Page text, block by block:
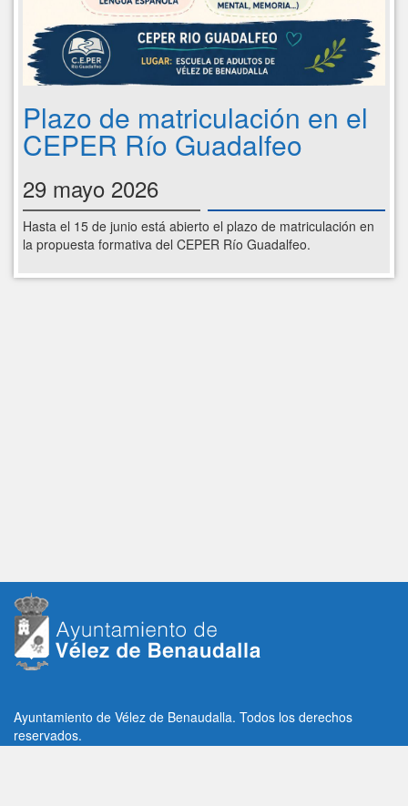
Plazo de matriculación en el
CEPER Río Guadalfeo
29 mayo 2026
Hasta el 15 de junio está abierto el plazo de matriculación en
la propuesta formativa del CEPER Río Guadalfeo.
Ayuntamiento de Vélez de Benaudalla. Todos los derechos
reservados.